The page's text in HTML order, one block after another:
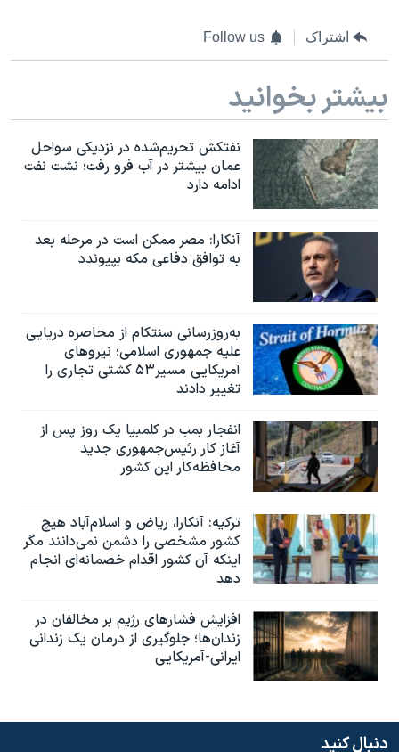
اشتراک Follow us
بیشتر بخوانید
نفتکش تحریم‌شده در نزدیکی سواحل
عمان بیشتر در آب فرو رفت؛ نشت نفت
ادامه دارد
آنکارا: مصر ممکن است در مرحله بعد
به توافق دفاعی مکه بپیوندد
به‌روزرسانی سنتکام از محاصره دریایی
علیه جمهوری اسلامی؛ نیروهای
آمریکایی مسیر۵۳ کشتی تجاری را
تغییر دادند
انفجار بمب‌‌ در کلمبیا یک روز پس از
آغاز کار رئیس‌جمهوری جدید
محافظه‌کار این کشور
ترکیه: آنکارا، ریاض و اسلام‌آباد هیچ
کشور مشخصی را دشمن نمی‌دانند مگر
اینکه آن کشور اقدام خصمانه‌ای انجام
دهد
افزایش فشارهای رژیم بر مخالفان در
زندان‌ها؛ جلوگیری از درمان یک زندانی
ایرانی-آمریکایی
دنبال کنید